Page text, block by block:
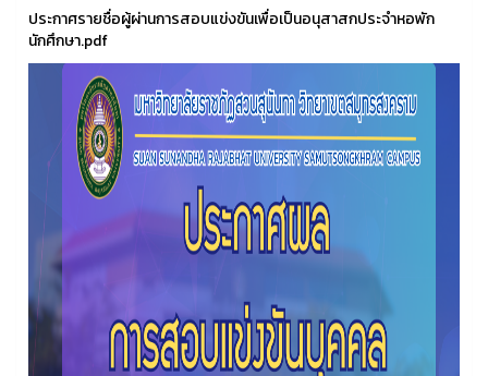
ประกาศรายชื่อผู้ผ่านการสอบแข่งขันเพื่อเป็นอนุสาสกประจำหอพัก
นักศึกษา.pdf